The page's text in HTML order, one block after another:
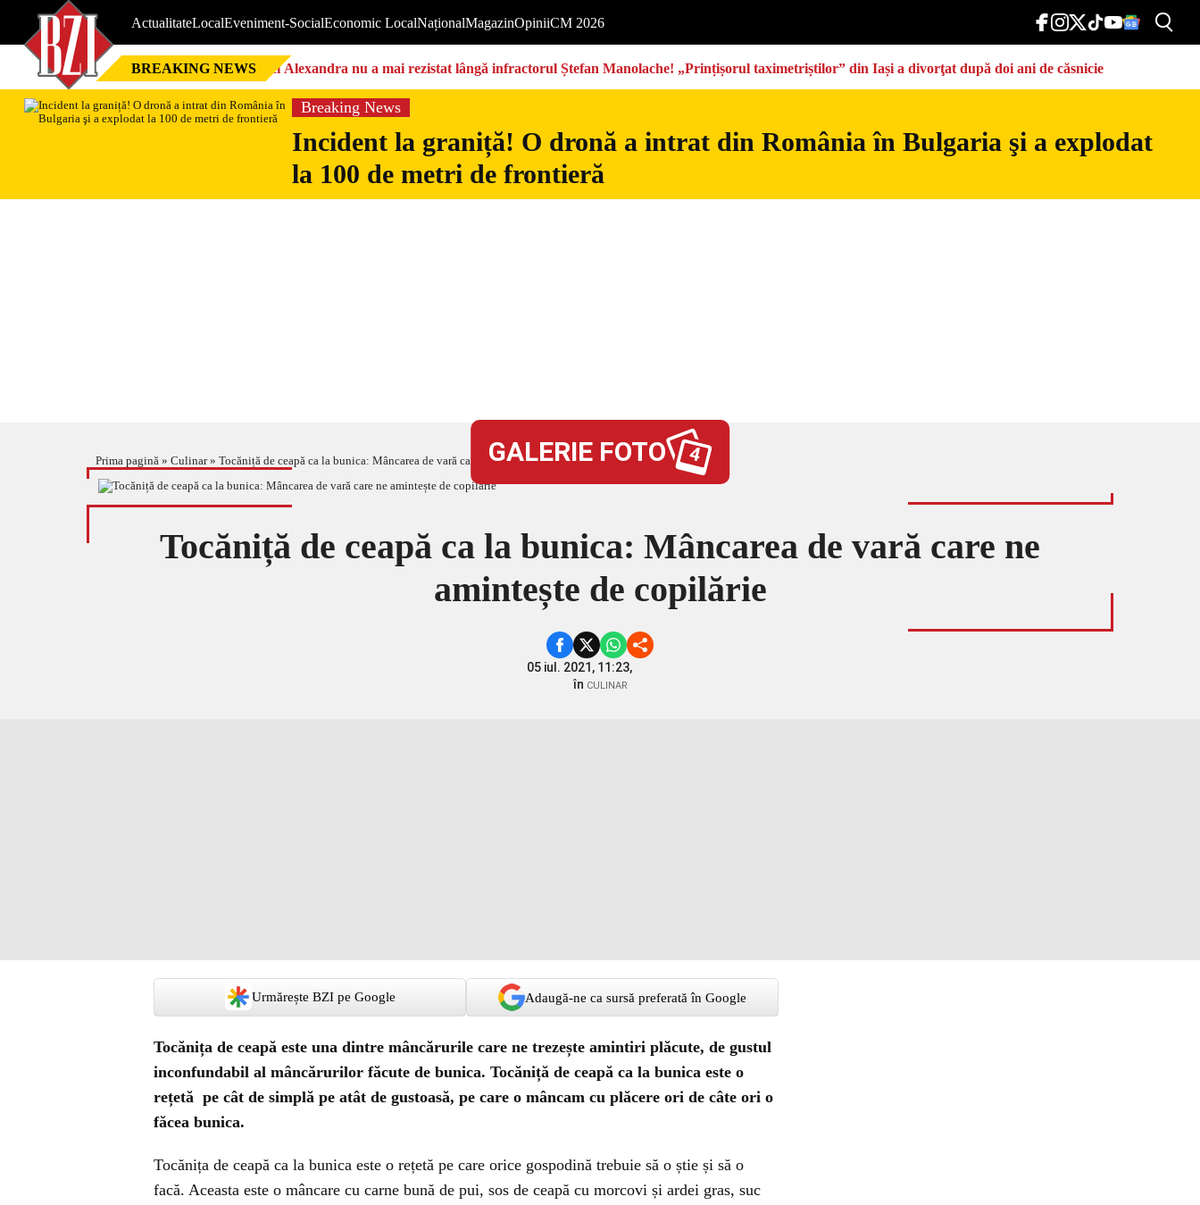
ActualitateLocalEveniment-SocialEconomic LocalNaționalMagazinOpiniiCM 2026
BREAKING NEWS Nici Alexandra nu a mai rezistat lângă infractorul Ștefan Manolache! „Prințișorul taximetriștilor” din Iași a divorţat după doi ani de căsnicie
Breaking News
Incident la graniță! O dronă a intrat din România în Bulgaria şi a explodat
la 100 de metri de frontieră
Prima pagină » Culinar» Tocăniță de ceapă ca la bunica: Mâncarea de vară care ne amintește de copilărie
GALERIE FOTO 4
Tocăniță de ceapă ca la bunica: Mâncarea de vară care ne
amintește de copilărie
05 iul. 2021, 11:23,
în CULINAR
Urmărește BZI pe Google Adaugă-ne ca sursă preferată în Google
Tocănița de ceapă este una dintre mâncărurile care ne trezește amintiri plăcute, de gustul
inconfundabil al mâncărurilor făcute de bunica. Tocăniță de ceapă ca la bunica este o
rețetă pe cât de simplă pe atât de gustoasă, pe care o mâncam cu plăcere ori de câte ori o
făcea bunica.
Tocănița de ceapă ca la bunica este o rețetă pe care orice gospodină trebuie să o știe și să o
facă. Aceasta este o mâncare cu carne bună de pui, sos de ceapă cu morcovi și ardei gras, suc